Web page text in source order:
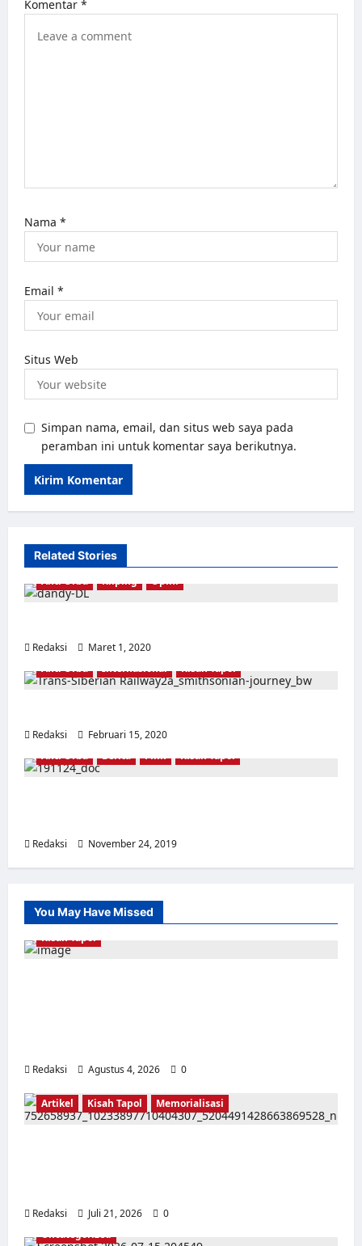
n
Komentar *
Nama *
Email *
Situs Web
Simpan nama, email, dan situs web saya pada
peramban ini untuk komentar saya berikutnya.
Related Stories
Anti Orba
Kliping Opini
Redaksi Maret 1, 2020
Anti Orba
Internasional Kisah Tapol
Redaksi Februari 15, 2020
Anti Orba
Berita Film Kisah Tapol
Redaksi November 24, 2019
You May Have Missed
Kisah Tapol
Redaksi Agustus 4, 2026 0
Artikel Kisah Tapol Memorialisasi
Redaksi Juli 21, 2026
0
Uncategorized